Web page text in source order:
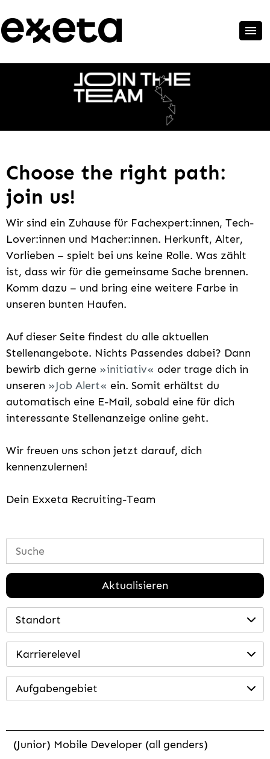
Choose the right path:
join us!
Wir sind ein Zuhause für Fachexpert:innen, Tech-
Lover:innen und Macher:innen. Herkunft, Alter,
Vorlieben – spielt bei uns keine Rolle. Was zählt
ist, dass wir für die gemeinsame Sache brennen.
Komm dazu – und bring eine weitere Farbe in
unseren bunten Haufen.
Auf dieser Seite findest du alle aktuellen
Stellenangebote. Nichts Passendes dabei? Dann
bewirb dich gerne
initiativ
oder trage dich in
unseren
Job Alert
ein. Somit erhältst du
automatisch eine E-Mail, sobald eine für dich
interessante Stellenanzeige online geht.
Wir freuen uns schon jetzt darauf, dich
kennenzulernen!
Dein Exxeta Recruiting-Team
Aktualisieren
Standort
Karrierelevel
Aufgabengebiet
(Junior) Mobile Developer (all genders)